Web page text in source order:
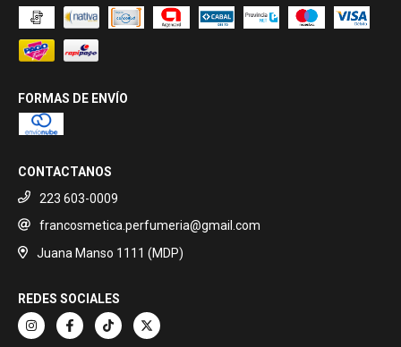
FORMAS DE ENVÍO
CONTACTANOS
223 603-0009
francosmetica.perfumeria@gmail.com
Juana Manso 1111 (MDP)
REDES SOCIALES